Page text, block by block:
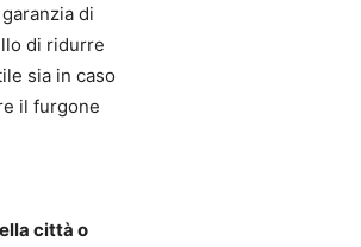
di
di ridurre
sia in caso
il furgone
città o